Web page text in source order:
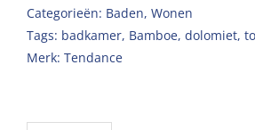
Categorieën: Baden, Wonen
Tags: badkamer, Bamboe, dolomiet,
Merk: Tendance